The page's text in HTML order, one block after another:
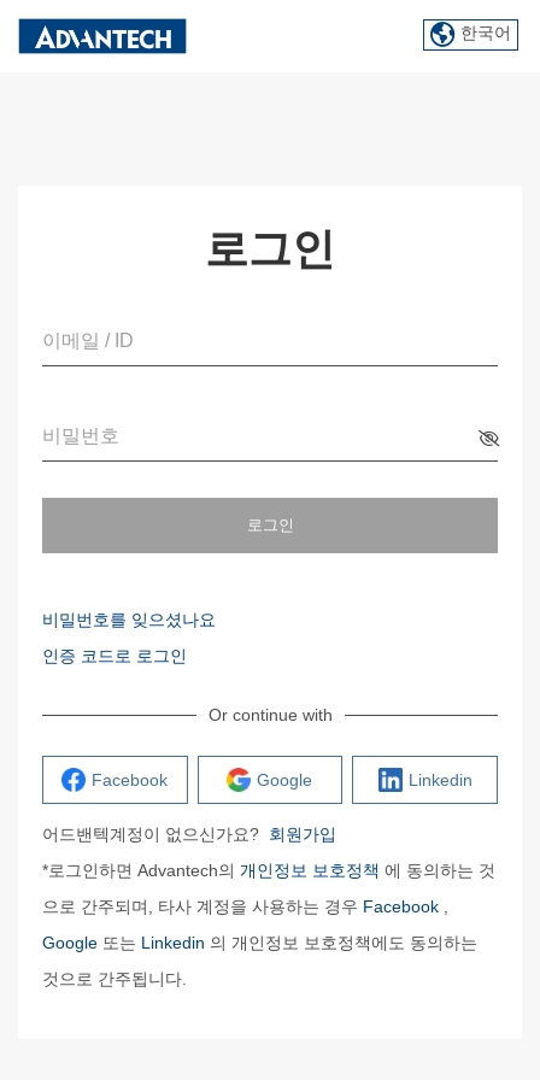
한국어
로그인
이메일 / ID
비밀번호
로그인
비밀번호를 잊으셨나요
인증 코드로 로그인
Or continue with
Facebook Google Linkedin
어드밴텍계정이 없으신가요? 회원가입
*로그인하면 Advantech의 개인정보 보호정책 에 동의하는 것
으로 간주되며, 타사 계정을 사용하는 경우 Facebook
Google 또는 Linkedin 의 개인정보 보호정책에도 동의하는
것으로 간주됩니다.